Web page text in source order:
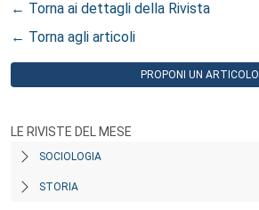
← Torna ai dettagli della Rivista
← Torna agli articoli
PROPONI UN ARTICOLO
LE RIVISTE DEL MESE
SOCIOLOGIA
STORIA